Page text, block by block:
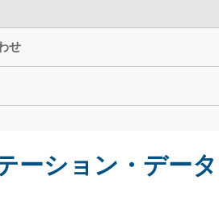
せ
ーション・データ